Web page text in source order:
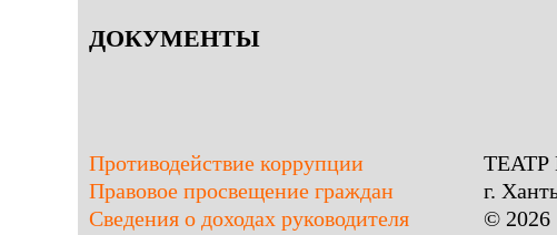
ДОКУМЕНТЫ
Противодействие коррупции
Правовое просвещение граждан
Сведения о доходах руководителя
г.
© 2026